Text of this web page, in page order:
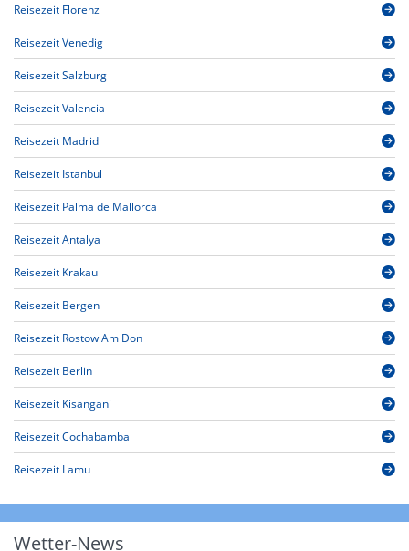
Reisezeit Florenz
Reisezeit Venedig
Reisezeit Salzburg
Reisezeit Valencia
Reisezeit Madrid
Reisezeit Istanbul
Reisezeit Palma de Mallorca
Reisezeit Antalya
Reisezeit Krakau
Reisezeit Bergen
Reisezeit Rostow Am Don
Reisezeit Berlin
Reisezeit Kisangani
Reisezeit Cochabamba
Reisezeit Lamu
Wetter-News